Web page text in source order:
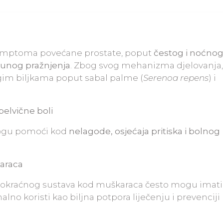
povećane prostate, poput čestog i noćnog
pražnjenja . Zbog svog mehanizma djelovanja,
biljkama poput sabal palme (Serenoa repens) i
boli
pomoći kod nelagode, osjećaja pritiska i bolnog
sustava kod muškaraca često mogu imati
koristi kao biljna potpora liječenju i prevenciji